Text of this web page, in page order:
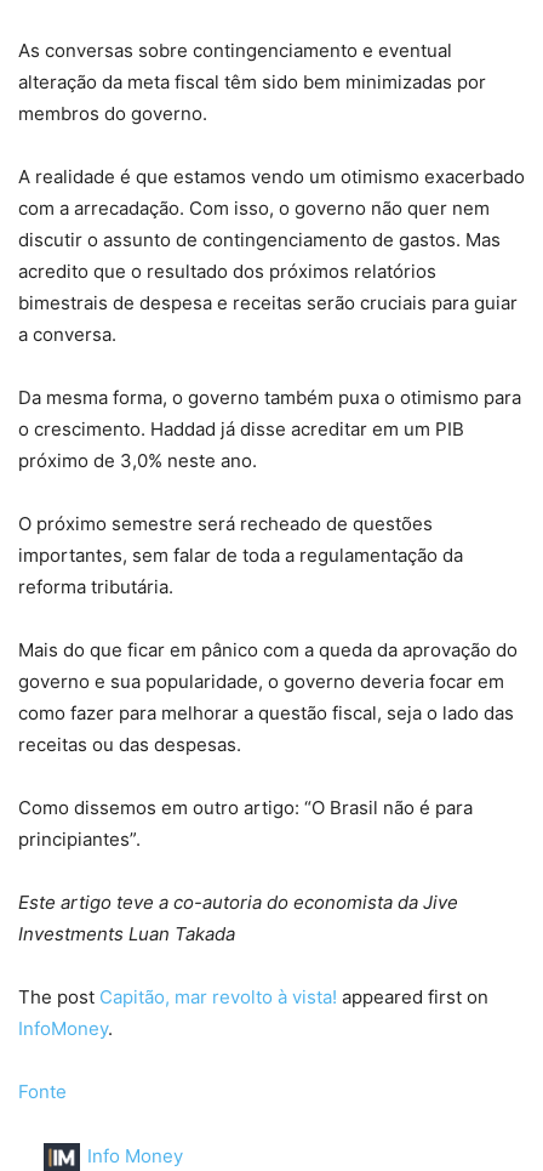
As conversas sobre contingenciamento e eventual
alteração da meta fiscal têm sido bem minimizadas por
membros do governo.
A realidade é que estamos vendo um otimismo exacerbado
com a arrecadação. Com isso, o governo não quer nem
discutir o assunto de contingenciamento de gastos. Mas
acredito que o resultado dos próximos relatórios
bimestrais de despesa e receitas serão cruciais para guiar
a conversa.
Da mesma forma, o governo também puxa o otimismo para
o crescimento. Haddad já disse acreditar em um PIB
próximo de 3,0% neste ano.
O próximo semestre será recheado de questões
importantes, sem falar de toda a regulamentação da
reforma tributária.
Mais do que ficar em pânico com a queda da aprovação do
governo e sua popularidade, o governo deveria focar em
como fazer para melhorar a questão fiscal, seja o lado das
receitas ou das despesas.
Como dissemos em outro artigo: “O Brasil não é para
principiantes”.
Este artigo teve a co-autoria do economista da Jive
Investments Luan Takada
The post Capitão, mar revolto à vista! appeared first on
InfoMoney.
Fonte
Info Money